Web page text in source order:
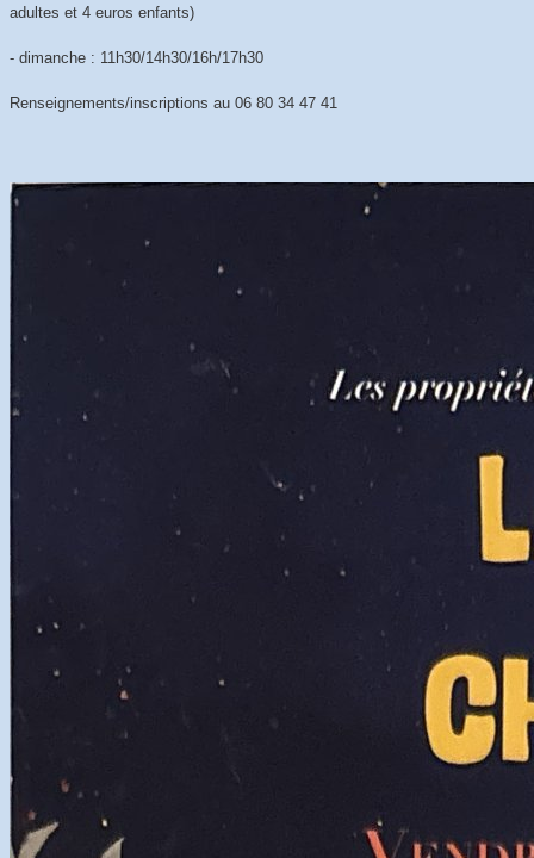
adultes et 4 euros enfants)
- dimanche : 11h30/14h30/16h/17h30
Renseignements/inscriptions au 06 80 34 47 41